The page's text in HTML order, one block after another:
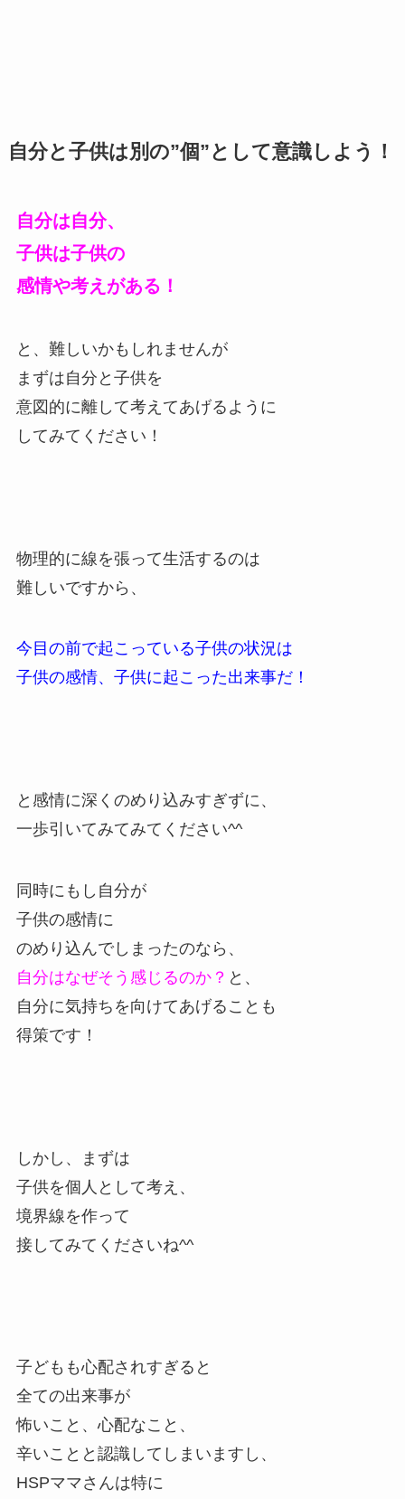
自分と子供は別の”個”として意識しよう！
自分は自分、
子供は子供の
感情や考えがある！
と、難しいかもしれませんが
まずは自分と子供を
意図的に離して考えてあげるように
してみてください！
物理的に線を張って生活するのは
難しいですから、
今目の前で起こっている子供の状況は
子供の感情、子供に起こった出来事だ！
と感情に深くのめり込みすぎずに、
一歩引いてみてみてください^^
同時にもし自分が
子供の感情に
のめり込んでしまったのなら、
自分はなぜそう感じるのか？ と、
自分に気持ちを向けてあげることも
得策です！
しかし、まずは
子供を個人として考え、
境界線を作って
接してみてくださいね^^
子どもも心配されすぎると
全ての出来事が
怖いこと、心配なこと、
辛いことと認識してしまいますし、
HSPママさんは特に